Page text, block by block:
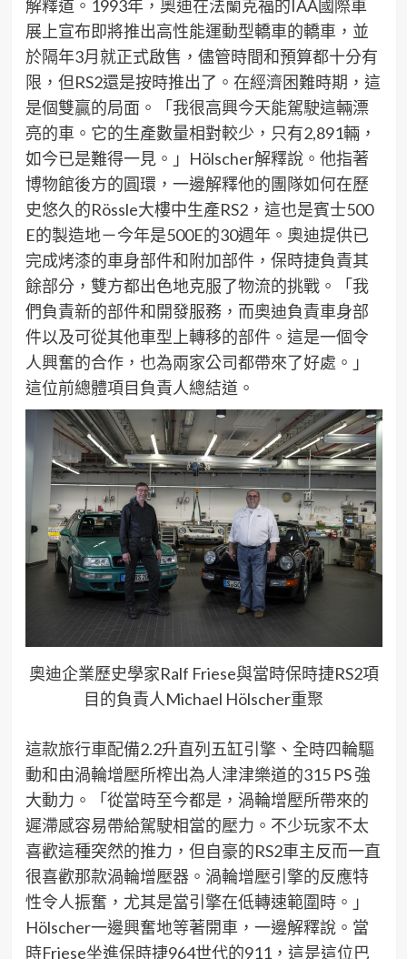
解釋道。 1993年，奧迪在法蘭克福的IAA國際車
展上宣布即將推出高性能運動型轎車的轎車，並
於隔年3月就正式啟售 ，儘管時間和預算都十分有
限，但RS2還是按時推出了。在經濟困難時期，這
是個雙贏的局面。「我很高興今天能駕駛這輛漂
亮的車。它的生產數量相對較少，只有2,891輛，
如今已是難得一見。」 Hölscher解釋說。他指著
博物館後方的圓環，一邊解釋他的團隊如何在歷
史悠久的Rössle大樓中生產RS2，這也是賓士500
E的製造地－今年是500E的30週年。奧迪提供已
完成烤漆的車身部件和附加部件，保時捷負責其
餘部分，雙方都出色地克服了物流的挑戰。「我
們負責新的部件和開發服務，而奧迪負責車身部
件以及可從其他車型上轉移的部件。這是一個令
人興奮的合作，也為兩家公司都帶來了好處。」
這位前總體項目負責人總結道。
奧迪企業歷史學家Ralf Friese與當時保時捷RS2項
目的負責人Michael Hölscher重聚
這款旅行車配備2.2升直列五缸引擎、全時四輪驅
動和由渦輪增壓所榨出為人津津樂道的315 PS強
大動力。「從當時至今都是，渦輪增壓所帶來的
遲滯感容易帶給駕駛相當的壓力。不少玩家不太
喜歡這種突然的推力，但自豪的RS2車主反而一直
很喜歡那款渦輪增壓器。渦輪增壓引擎的反應特
性令人振奮，尤其是當引擎在低轉速範圍時。」
Hölscher一邊興奮地等著開車，一邊解釋說。當
時Friese坐進保時捷964世代的911，這是這位巴